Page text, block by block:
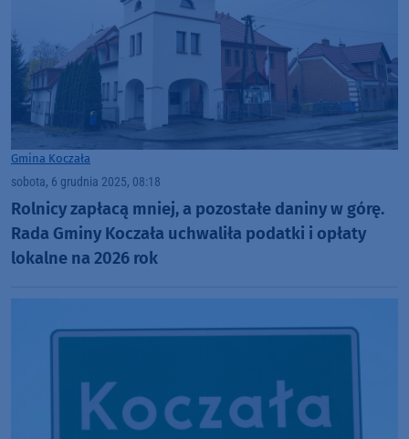
Gmina Koczała
sobota, 6 grudnia 2025, 08:18
Rolnicy zapłacą mniej, a pozostałe daniny w górę.
Rada Gminy Koczała uchwaliła podatki i opłaty
lokalne na 2026 rok